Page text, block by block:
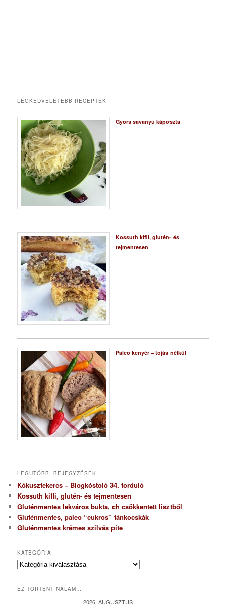
LEGKEDVELETEBB RECEPTEK
Gyors savanyú káposzta
Kossuth kifli, glutén- és
tejmentesen
Paleo kenyér – tojás nélkül
LEGUTÓBBI BEJEGYZÉSEK
Kókusztekercs – Blogkóstoló 34. forduló
Kossuth kifli, glutén- és tejmentesen
Gluténmentes lekváros bukta, ch csökkentett lisztből
Gluténmentes, paleo “cukros” fánkocskák
Gluténmentes krémes szilvás pite
KATEGÓRIA
K
e
EZ TÖRTÉNT NÁLAM…
2026. AUGUSZTUS